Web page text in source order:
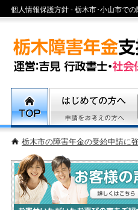
栃木市の障害年金の受給申請に
個人情報保護方針 - 栃木市･小山市で